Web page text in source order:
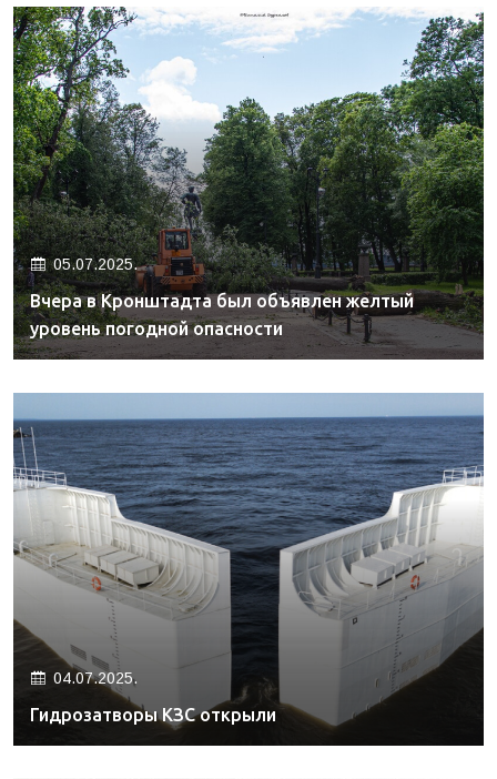
05.07.2025.
Вчера в Кронштадта был объявлен желтый
уровень погодной опасности
04.07.2025.
Гидрозатворы КЗС открыли